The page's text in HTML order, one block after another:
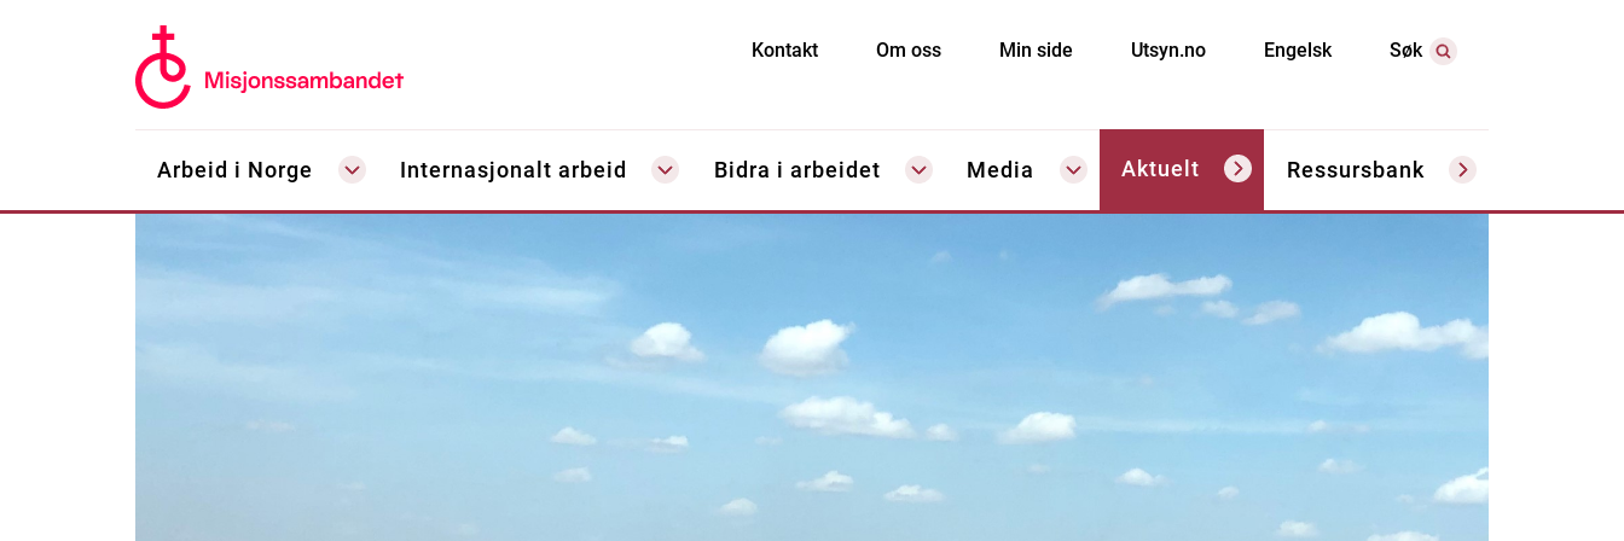
Kontakt Om oss Min side Utsyn.no Engelsk Søk
Arbeid i Norge Internasjonalt arbeid Bidra i arbeidet Media Aktuelt Ressursbank